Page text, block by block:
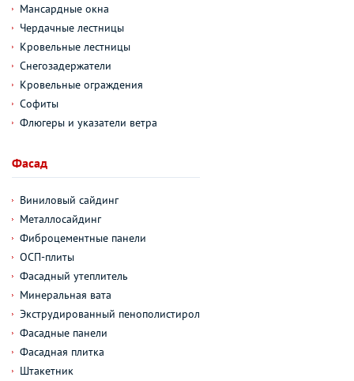
Мансардные окна
Чердачные лестницы
Кровельные лестницы
Снегозадержатели
Кровельные ограждения
Софиты
Флюгеры и указатели ветра
Фасад
Виниловый сайдинг
Металлосайдинг
Фиброцементные панели
ОСП-плиты
Фасадный утеплитель
Минеральная вата
Экструдированный пенополистирол
Фасадные панели
Фасадная плитка
Штакетник